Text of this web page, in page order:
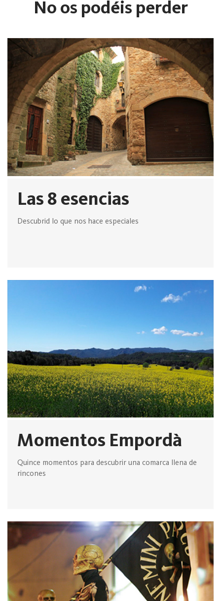
No os podéis perder
Las 8 esencias
Descubrid lo que nos hace especiales
Momentos Empordà
Quince momentos para descubrir una comarca llena de
rincones